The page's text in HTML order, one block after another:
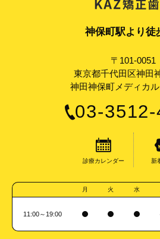
神保町駅より徒
〒101-0051
東京都千代田区神田
神田神保町メディカ
03-
診療カレンダー 新
月 火 水
11:00～19:00